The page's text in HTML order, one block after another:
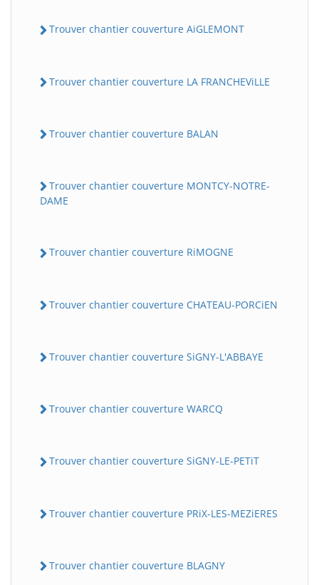
Trouver chantier couverture AiGLEMONT
Trouver chantier couverture LA FRANCHEViLLE
Trouver chantier couverture BALAN
Trouver chantier couverture MONTCY-NOTRE-
DAME
Trouver chantier couverture RiMOGNE
Trouver chantier couverture CHATEAU-PORCiEN
Trouver chantier couverture SiGNY-L'ABBAYE
Trouver chantier couverture WARCQ
Trouver chantier couverture SiGNY-LE-PETiT
Trouver chantier couverture PRiX-LES-MEZiERES
Trouver chantier couverture BLAGNY